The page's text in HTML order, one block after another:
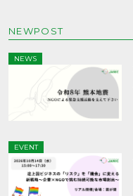
NEWPOST
NEWS
EVENT